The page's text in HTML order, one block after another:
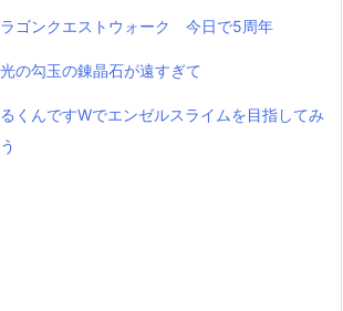
ラゴンクエストウォーク 今日で5周年
の勾玉の錬晶石が遠すぎて
くんですWでエンゼルスライムを目指してみ